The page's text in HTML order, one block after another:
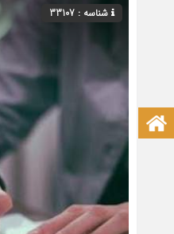
صفحه نخست آکادمی علمی
شناسه : 33107